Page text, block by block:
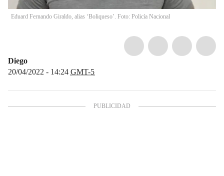
Eduard Fernando Giraldo, alias ‘Boliqueso’. Foto: Policía Nacional
Diego
20/04/2022 - 14:24 GMT-5